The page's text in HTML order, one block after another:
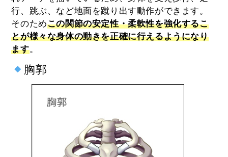
行、跳ぶ、など地面を蹴り出す動作ができます。
そのためこの関節の安定性・柔軟性を強化するこ
とが様々な身体の動きを正確に行えるようになり
ます。
胸郭